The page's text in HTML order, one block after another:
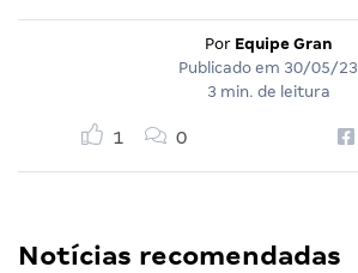
Por Equipe Gran
Publicado em 30/05/23
3 min. de leitura
1 0
Notícias recomendadas